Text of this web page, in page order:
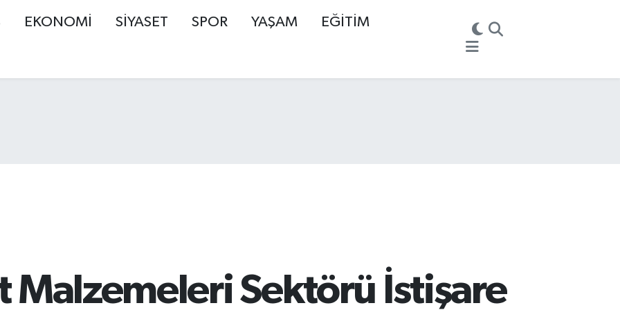
EKONOMİ SİYASET SPOR YAŞAM EĞİTİM
Malzemeleri Sektörü İstişare